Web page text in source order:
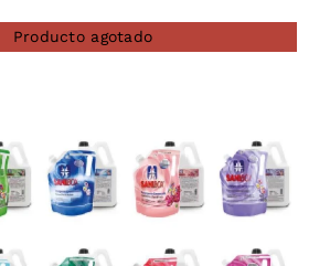
Producto agotado